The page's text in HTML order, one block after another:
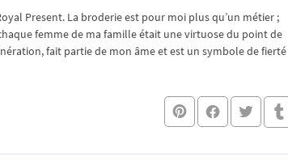
Present. La broderie est pour moi plus qu’un métier ;
femme de ma famille était une virtuose du point de
fait partie de mon âme et est un symbole de fierté